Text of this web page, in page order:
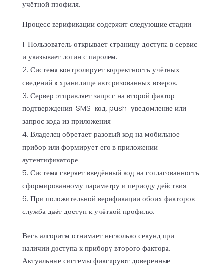
учётной профиля.
Процесс верификации содержит следующие стадии:
Пользователь открывает страницу доступа в сервис
и указывает логин с паролем.
Система контролирует корректность учётных
сведений в хранилище авторизованных юзеров.
Сервер отправляет запрос на второй фактор
подтверждения: SMS-код, push-уведомление или
запрос кода из приложения.
Владелец обретает разовый код на мобильное
прибор или формирует его в приложении-
аутентификаторе.
Система сверяет введённый код на согласованность
сформированному параметру и периоду действия.
При положительной верификации обоих факторов
служба даёт доступ к учётной профилю.
Весь алгоритм отнимает несколько секунд при
наличии доступа к прибору второго фактора.
Актуальные системы фиксируют доверенные